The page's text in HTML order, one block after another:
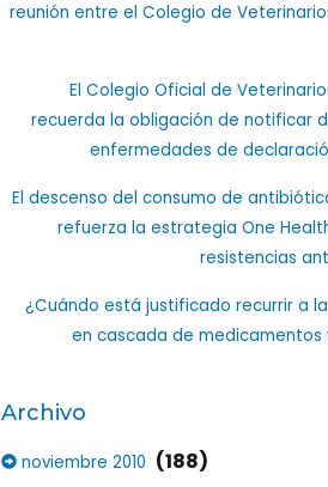
reunión entre el Colegio de
El Colegio Oficial de
recuerda la obligación de notificar
enfermedades de
El descenso del consumo de
refuerza la estrategia One
resistencias
¿Cuándo está justificado recurrir a
en cascada de medicamentos
Archivo
noviembre 2010 (188)